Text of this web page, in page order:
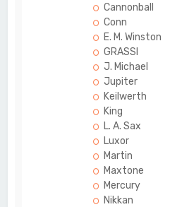
Cannonball
Conn
E. M. Winston
GRASSI
J. Michael
Jupiter
Keilwerth
King
L. A. Sax
Luxor
Martin
Maxtone
Mercury
Nikkan